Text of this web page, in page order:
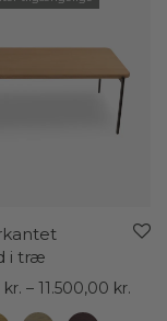
i træ
kr. – 11.500,00 kr.